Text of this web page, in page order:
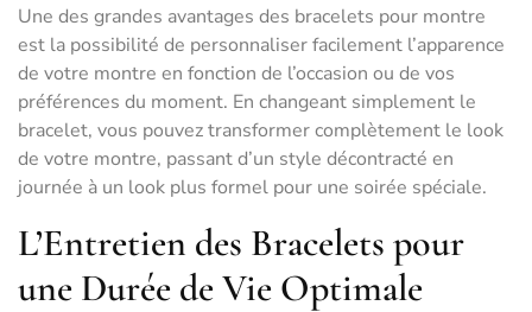
Une des grandes avantages des bracelets pour montre
est la possibilité de personnaliser facilement l’apparence
de votre montre en fonction de l’occasion ou de vos
préférences du moment. En changeant simplement le
bracelet, vous pouvez transformer complètement le look
de votre montre, passant d’un style décontracté en
journée à un look plus formel pour une soirée spéciale.
L’Entretien des Bracelets pour
une Durée de Vie Optimale